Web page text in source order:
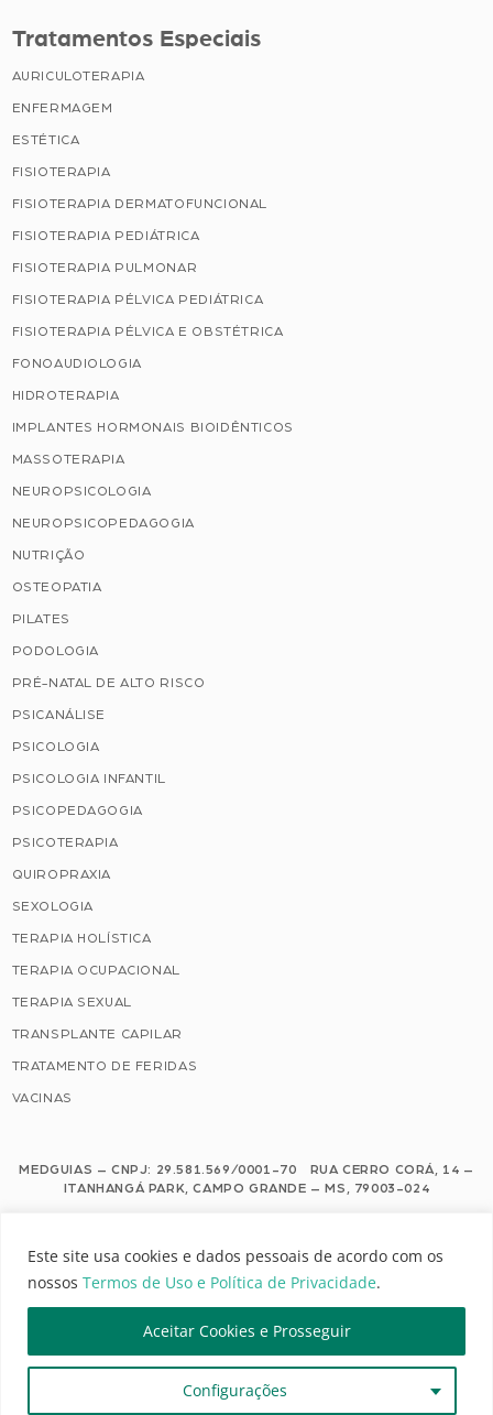
Este site usa cookies e dados pessoais de acordo com os
nossos Termos de Uso e Política de Privacidade.
Configurações
Aceitar Cookies e Prosseguir
Tratamentos Especiais
AURICULOTERAPIA
ENFERMAGEM
ESTÉTICA
FISIOTERAPIA
FISIOTERAPIA DERMATOFUNCIONAL
FISIOTERAPIA PEDIÁTRICA
FISIOTERAPIA PULMONAR
FISIOTERAPIA PÉLVICA PEDIÁTRICA
FISIOTERAPIA PÉLVICA E OBSTÉTRICA
FONOAUDIOLOGIA
HIDROTERAPIA
IMPLANTES HORMONAIS BIOIDÊNTICOS
MASSOTERAPIA
NEUROPSICOLOGIA
NEUROPSICOPEDAGOGIA
NUTRIÇÃO
OSTEOPATIA
PILATES
PODOLOGIA
PRÉ-NATAL DE ALTO RISCO
PSICANÁLISE
PSICOLOGIA
PSICOLOGIA INFANTIL
PSICOPEDAGOGIA
PSICOTERAPIA
QUIROPRAXIA
SEXOLOGIA
TERAPIA HOLÍSTICA
TERAPIA OCUPACIONAL
TERAPIA SEXUAL
TRANSPLANTE CAPILAR
TRATAMENTO DE FERIDAS
VACINAS
MEDGUIAS – CNPJ: 29.581.569/0001-70 RUA CERRO CORÁ, 14 –
ITANHANGÁ PARK, CAMPO GRANDE – MS, 79003-024
Este site usa cookies e dados pessoais de acordo com os nossos Termos de
Uso e Política de Privacidade.
Configuração de Cookies
MEDGUIAS | TODOS OS DIREITOS RESERVADOS
DESENVOLVIMENTO: